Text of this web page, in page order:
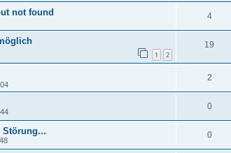
not found 4
1 2
19
2
0
Störung... 0